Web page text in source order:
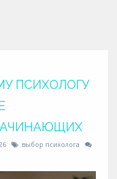
ПСИХОЛОГУ
выбор психолога